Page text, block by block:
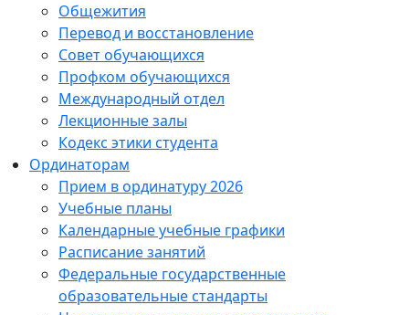
Общежития
Перевод и восстановление
Совет обучающихся
Профком обучающихся
Международный отдел
Лекционные залы
Кодекс этики студента
Ординаторам
Прием в ординатуру 2026
Учебные планы
Календарные учебные графики
Расписание занятий
Федеральные государственные
образовательные стандарты